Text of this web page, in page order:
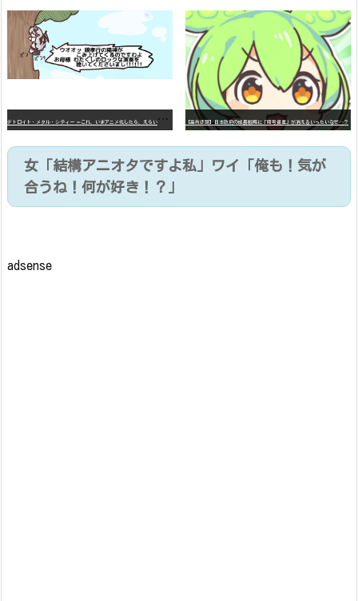
デ
トロイト・メタル・シティー ⇐これ、いまアニメ化したら、えらいことになってたよな？ 【高市悲報】日本政府の成長戦略に「暗号資産」が消えるいったいなぜ…？
女「結構アニオタですよ私」ワイ「俺も！気が
合うね！何が好き！？」
adsense